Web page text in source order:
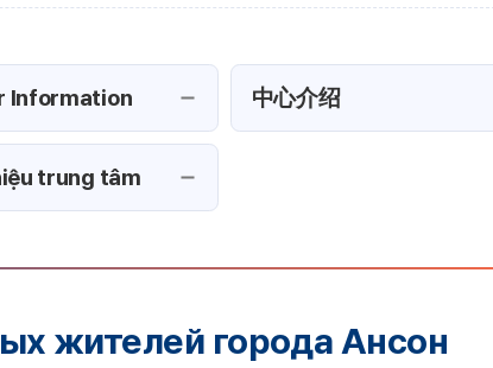
Information 中心介绍
trung tâm
жителей города Ансон